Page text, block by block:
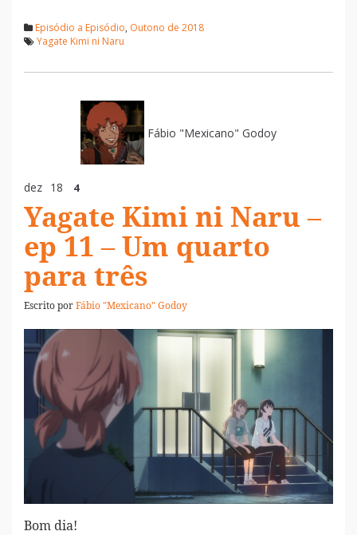
Episódio a Episódio, Outono de 2018
Yagate Kimi ni Naru
Fábio "Mexicano" Godoy
dez 18 4
Yagate Kimi ni Naru –
ep 11 – Um quarto
para três
Escrito porFábio "Mexicano" Godoy
Bom dia!